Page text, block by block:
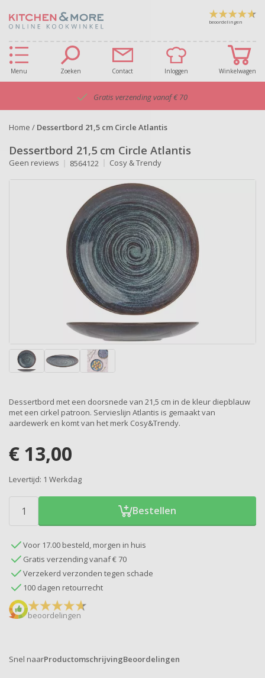
beoordelingen
Menu Zoeken Contact Inloggen Winkelwagen
Gratis verzending vanaf € 70
Home / Dessertbord 21,5 cm Circle Atlantis
Dessertbord 21,5 cm Circle Atlantis
Geen reviews 8564122 Cosy & Trendy
Dessertbord met een doorsnede van 21,5 cm in de kleur diepblauw
met een cirkel patroon. Servieslijn Atlantis is gemaakt van
aardewerk en komt van het merk Cosy&Trendy.
€ 13,00
Levertijd: 1 Werkdag
Bestellen
Voor 17.00 besteld, morgen in huis
Gratis verzending vanaf € 70
Verzekerd verzonden tegen schade
100 dagen retourrecht
beoordelingen
Snel naarProductomschrijvingBeoordelingen